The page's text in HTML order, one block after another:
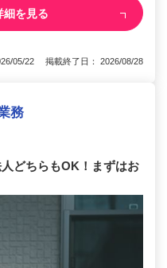
細を見る
05/22 掲載終了日： 2026/08/28
務
どちらもOK！まずはお